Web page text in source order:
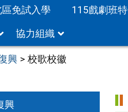
免試入學 115戲劇班
協力組織
興 >校歌校徽
興